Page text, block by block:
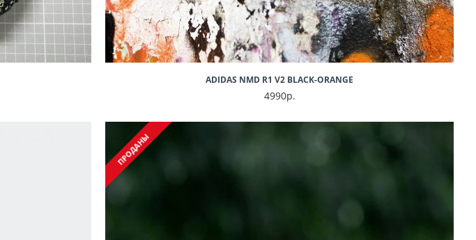
ADIDAS NMD R1 V2 BLACK-ORANGE
4990р.
ПРОДАНЫ